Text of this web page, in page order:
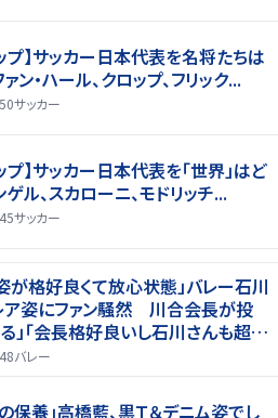
プ】サッカー日本代表を名将たちは
ン・ハール、クロップ、フリック...
サッカー
プ】サッカー日本代表を「世界」はど
ル、スカローニ、モドリッチ...
サッカー
が格好良くて放心状態」バレー石川
ア姿にファン騒然 川合会長が投
」「会長格好良いし石川さんも超格
バレー
の保養」高橋藍、黒Ｔ＆デニム姿でし